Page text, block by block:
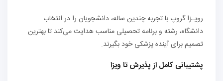
رویـزا گروپ با تجربه چندین ساله، دانشجویان را در انتخاب
دانشگاه، رشته و برنامه تحصیلی مناسب هدایت می‌کند تا بهترین
تصمیم برای آینده پزشکی خود بگیرند.
پشتیبانی کامل از پذیرش تا ویزا